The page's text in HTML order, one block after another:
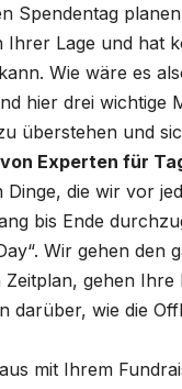
Spendentag
Lage und hat
Wie wäre es
hier drei wichtige
überstehen und
Experten für
Dinge, die wir vor
bis Ende
Wir gehen
Zeitplan, gehen
darüber, wie die
mit Ihrem